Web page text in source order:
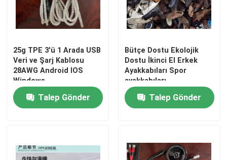
Fabrika turu
Bize Ulaşın
Bir teklif isteği
25g TPE 3'ü 1 Arada USB
Veri ve Şarj Kablosu
28AWG Android IOS
Windows
Talep Gönder
Bütçe Dostu Ekolojik
Dostu İkinci El Erkek
Ayakkabıları Spor
ayakkabıları
Talep Gönder